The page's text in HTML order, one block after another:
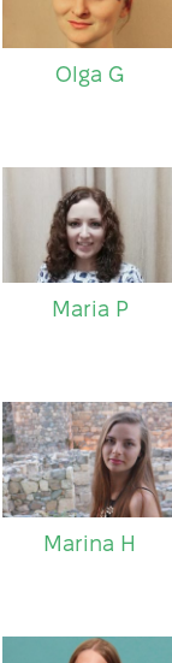
Olga G
Maria P
Marina H